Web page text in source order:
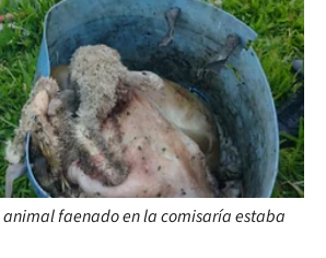
animal faenado en la comisaría estaba